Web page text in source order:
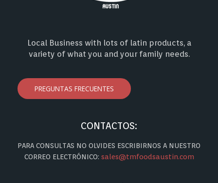
Local Business with lots of latin products, a
variety of what you and your family needs.
PREGUNTAS FRECUENTES
CONTACTOS:
PARA CONSULTAS NO OLVIDES ESCRIBIRNOS A NUESTRO
CORREO ELECTRÓNICO: sales@tmfoodsaustin.com